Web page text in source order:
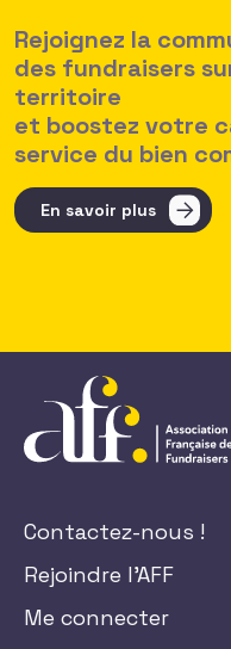
Rejoignez la
des fundraisers
territoire
et boostez votre
service du bien
En savoir plus
Contactez-nous !
Rejoindre l'AFF
Me connecter